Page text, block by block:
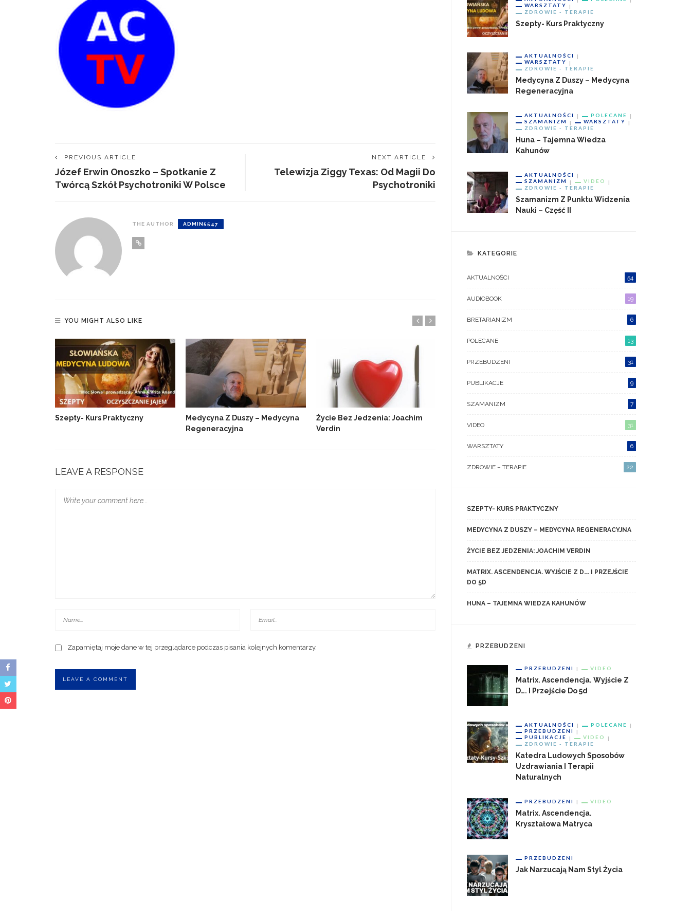
PREVIOUS ARTICLE
Józef Erwin Onoszko – Spotkanie Z
Twórcą Szkół Psychotroniki W Polsce
NEXT ARTICLE
Telewizja Ziggy Texas: Od Magii Do
Psychotroniki
THE AUTHOR ADMIN5547
YOU MIGHT ALSO LIKE
Szepty- Kurs Praktyczny
Medycyna Z Duszy – Medycyna
Regeneracyjna
Życie Bez Jedzenia: Joachim
Verdin
D…. I Przejście Do 5d
LEAVE A RESPONSE
Zapamiętaj moje dane w tej przeglądarce podczas pisania kolejnych komentarzy.
WARSZTATY
ZDROWIE - TERAPIE
Szepty- Kurs Praktyczny
AKTUALNOŚCI
WARSZTATY
ZDROWIE - TERAPIE
Medycyna Z Duszy – Medycyna
Regeneracyjna
AKTUALNOŚCI
POLECANE
SZAMANIZM
WARSZTATY
ZDROWIE - TERAPIE
Huna – Tajemna Wiedza
Kahunów
AKTUALNOŚCI
SZAMANIZM
VIDEO
ZDROWIE - TERAPIE
Szamanizm Z Punktu Widzenia
Nauki – Część II
KATEGORIE
AKTUALNOŚCI 54
AUDIOBOOK 19
BRETARIANIZM 6
POLECANE 13
PRZEBUDZENI 31
PUBLIKACJE 9
SZAMANIZM 7
VIDEO 31
WARSZTATY 6
ZDROWIE – TERAPIE 22
SZEPTY- KURS PRAKTYCZNY
MEDYCYNA Z DUSZY – MEDYCYNA REGENERACYJNA
ŻYCIE BEZ JEDZENIA: JOACHIM VERDIN
MATRIX. ASCENDENCJA. WYJŚCIE Z D…. I PRZEJŚCIE
DO 5D
HUNA – TAJEMNA WIEDZA KAHUNÓW
PRZEBUDZENI
PRZEBUDZENI VIDEO
Matrix. Ascendencja. Wyjście Z
D…. I Przejście Do 5d
AKTUALNOŚCI
POLECANE
PRZEBUDZENI
PUBLIKACJE
VIDEO
ZDROWIE - TERAPIE
Katedra Ludowych Sposobów
Uzdrawiania I Terapii
Naturalnych
PRZEBUDZENI VIDEO
Matrix. Ascendencja.
Kryształowa Matryca
PRZEBUDZENI
Jak Narzucają Nam Styl Życia